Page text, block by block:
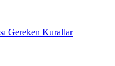
Gereken Kurallar